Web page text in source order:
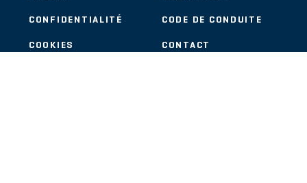
CONFIDENTIALITÉ CODE DE CONDUITE
COOKIES CONTACT